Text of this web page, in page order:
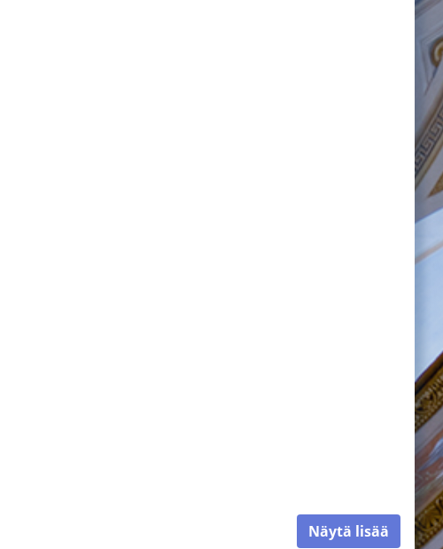
Näytä lisää